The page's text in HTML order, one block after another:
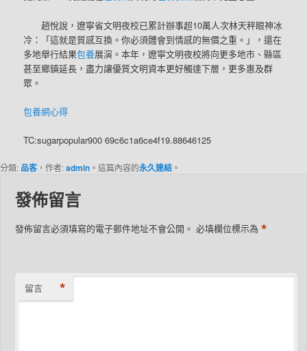
趙悅說，遼寧省文明夜校已累計辦事超10萬人次林天秤眼神冰
冷：「這就是質感互換。你必須體會到情感的無價之重。」，還在
多地舉行結果包養展演。本年，遼寧文明夜校將向更多地市、縣區
甚至鄉鎮延長，盡力讓優質文明資本更好觸達下層，更多惠及群
眾。
包養網心得
TC:sugarpopular900 69c6c1a6ce4f19.88646125
分類: 品客 ，作者:admin 。這篇內容的永久連結 。
發佈留言
發佈留言必須填寫的電子郵件地址不會公開。 必填欄位標示為*
留言 *